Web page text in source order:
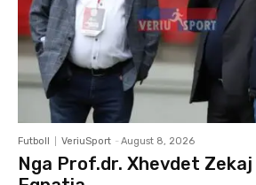
Futboll VeriuSport - August 8, 2026
Nga Prof.dr. Xhevdet Zekaj